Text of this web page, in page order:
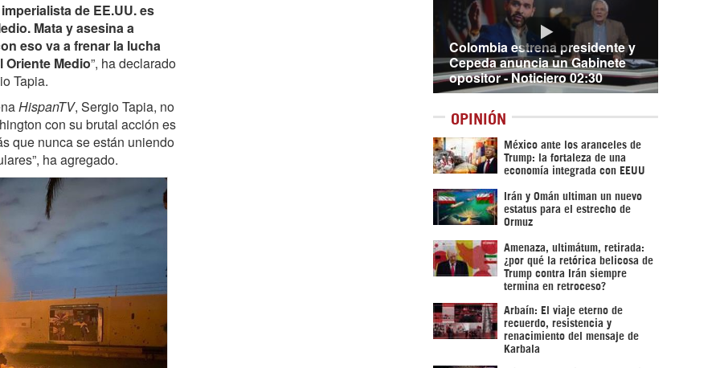
de EE.UU. es
Mata y asesina a
eso va a frenar la lucha
Medio”, ha declarado
Tapia.
HispanTV, Sergio Tapia, no
con su brutal acción es
que nunca se están uniendo
ha agregado.
Colombia estrena presidente y
Cepeda anuncia un Gabinete
opositor - Noticiero 02:30
OPINIÓN
México ante los aranceles de
Trump: la fortaleza de una
economía integrada con EEUU
Irán y Omán ultiman un nuevo
estatus para el estrecho de
Ormuz
Amenaza, ultimátum, retirada:
¿por qué la retórica belicosa de
Trump contra Irán siempre
termina en retroceso?
Arbaín: El viaje eterno de
recuerdo, resistencia y
renacimiento del mensaje de
Karbala